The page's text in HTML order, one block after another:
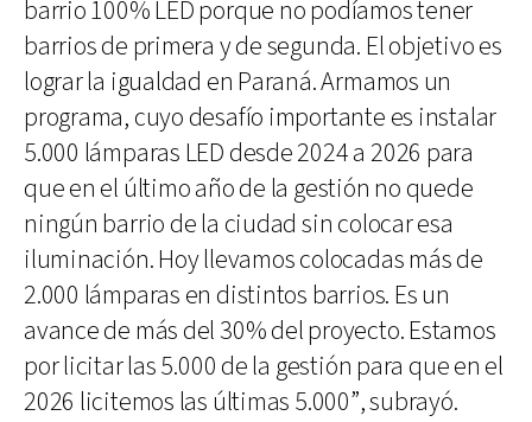
barrio 100% LED porque no podíamos tener
barrios de primera y de segunda. El objetivo es
lograr la igualdad en Paraná. Armamos un
programa, cuyo desafío importante es instalar
5.000 lámparas LED desde 2024 a 2026 para
que en el último año de la gestión no quede
ningún barrio de la ciudad sin colocar esa
iluminación. Hoy llevamos colocadas más de
2.000 lámparas en distintos barrios. Es un
avance de más del 30% del proyecto. Estamos
por licitar las 5.000 de la gestión para que en el
2026 licitemos las últimas 5.000”, subrayó.